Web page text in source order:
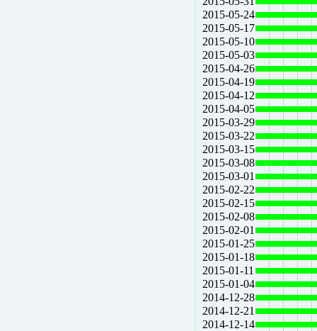
2015-05-24
2015-05-17
2015-05-10
2015-05-03
2015-04-26
2015-04-19
2015-04-12
2015-04-05
2015-03-29
2015-03-22
2015-03-15
2015-03-08
2015-03-01
2015-02-22
2015-02-15
2015-02-08
2015-02-01
2015-01-25
2015-01-18
2015-01-11
2015-01-04
2014-12-28
2014-12-21
2014-12-14